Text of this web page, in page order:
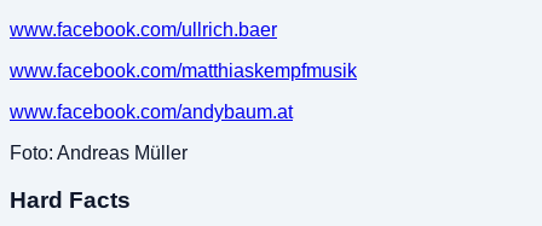
www.facebook.com/ullrich.baer
www.facebook.com/matthiaskempfmusik
www.facebook.com/andybaum.at
Foto: Andreas Müller
Hard Facts